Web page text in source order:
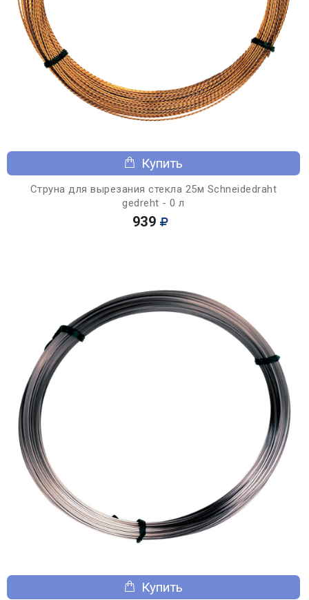
Купить
Струна для вырезания стекла 25м Schneidedraht
gedreht - 0 л
939
Купить